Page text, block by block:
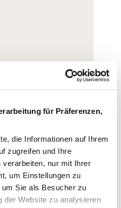
für Präferenzen,
die Informationen auf Ihrem
zugreifen und Ihre
verarbeiten, nur mit Ihrer
um Einstellungen zu
Sie als Besucher zu
der Website zu analysieren